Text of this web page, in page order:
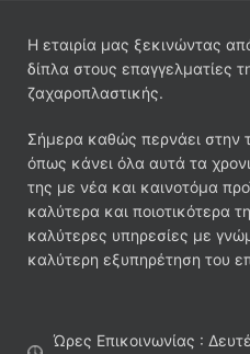
Η εταιρία μας ξεκινώντας
δίπλα στους επαγγελματίες
ζαχαροπλαστικής.
Σήμερα καθώς περνάει στην
όπως κάνει όλα αυτά τα
της με νέα και καινοτόμα
καλύτερα και ποιοτικότερα
καλύτερες υπηρεσίες με
καλύτερη εξυπηρέτηση του
Ώρες Επικοινωνίας :